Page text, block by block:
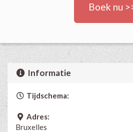
Boek nu
Informatie
Tijdschema:
Adres:
Bruxelles